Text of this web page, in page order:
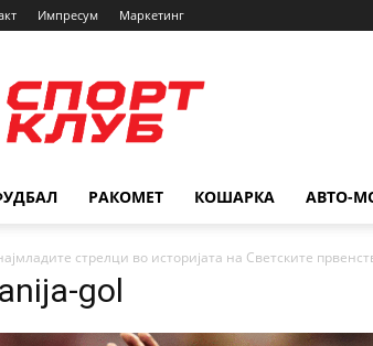
Импресум Маркетинг
РАКОМЕТ КОШАРКА АВТО-
стрелци во историјата на Светските
gol